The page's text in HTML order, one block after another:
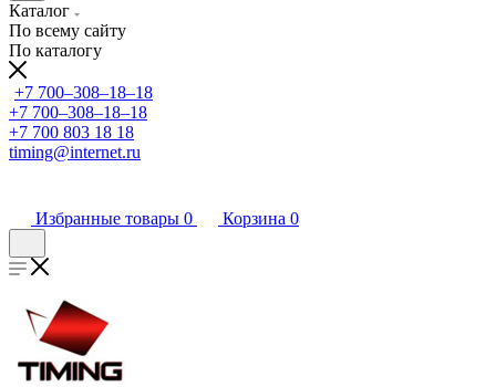
Каталог
По всему сайту
По каталогу
+7 700‒308‒18‒18
+7 700‒308‒18‒18
+7 700 803 18 18
timing@internet.ru
Избранные товары 0 Корзина 0